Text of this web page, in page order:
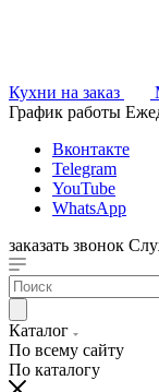
Кухни на заказ
График работы
Вконтакте
Telegram
YouTube
WhatsApp
заказать звонок
Каталог
По всему сайту
По каталогу